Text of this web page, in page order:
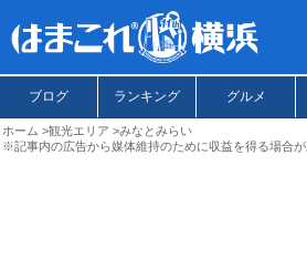
ブログ ランキング グルメ
ホーム 観光エリア
みなとみらい
※記事内の広告から媒体維持のために収益を得る場合